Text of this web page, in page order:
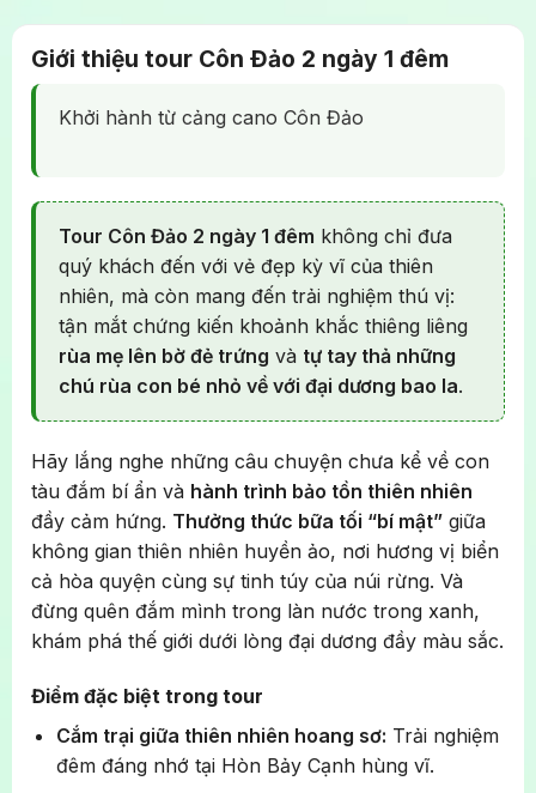
Giới thiệu tour Côn Đảo 2 ngày 1 đêm
Khởi hành từ cảng cano Côn Đảo
Tour Côn Đảo 2 ngày 1 đêm không chỉ đưa
quý khách đến với vẻ đẹp kỳ vĩ của thiên
nhiên, mà còn mang đến trải nghiệm thú vị:
tận mắt chứng kiến khoảnh khắc thiêng liêng
rùa mẹ lên bờ đẻ trứng và tự tay thả những
chú rùa con bé nhỏ về với đại dương bao la.
Hãy lắng nghe những câu chuyện chưa kể về con
tàu đắm bí ẩn và hành trình bảo tồn thiên nhiên
đầy cảm hứng. Thưởng thức bữa tối “bí mật”giữa
không gian thiên nhiên huyền ảo, nơi hương vị biển
cả hòa quyện cùng sự tinh túy của núi rừng. Và
đừng quên đắm mình trong làn nước trong xanh,
khám phá thế giới dưới lòng đại dương đầy màu sắc.
Điểm đặc biệt trong tour
Cắm trại giữa thiên nhiên hoang sơ: Trải nghiệm
đêm đáng nhớ tại Hòn Bảy Cạnh hùng vĩ.